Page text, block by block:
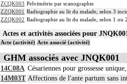
ZCQK003 Pelvimétrie par scanographie
ZZQK001 Radiographie au lit du malade, selon 3
ZZQK002 Radiographie au lit du malade, selon 1 ou
Actes et activités associées pour
Acte (activité) Acte associé (activité)
GHM associés avec JNQK001
14C08A Césariennes pour grossesse
14M03T Affections de l'ante partum sans